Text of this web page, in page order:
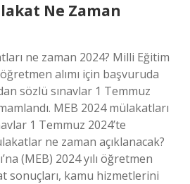
Ne Zaman
ne zaman 2024? Milli Eğitim
öğretmen alımı için başvuruda
sözlü sınavlar 1 Temmuz
MEB 2024 mülakatları
1 Temmuz 2024’te
ne zaman açıklanacak?
(MEB) 2024 yılı öğretmen
sonuçları, kamu hizmetlerini